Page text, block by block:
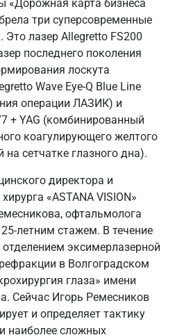
«Дорожная карта бизнеса
три суперсовременные
Это лазер Allegretto FS200
последнего поколения
лоскута
Wave Eye-Q Blue Line
операции ЛАЗИК) и
+ YAG (комбинированный
коагулирующего желтого
на сетчатке глазного дна).
директора и
«ASTANA VISION»
офтальмолога
летним стажем. В течение
эксимерлазерной
в Волгоградском
глаза» имени
Сейчас Игорь Ремесников
и определяет тактику
наиболее сложных